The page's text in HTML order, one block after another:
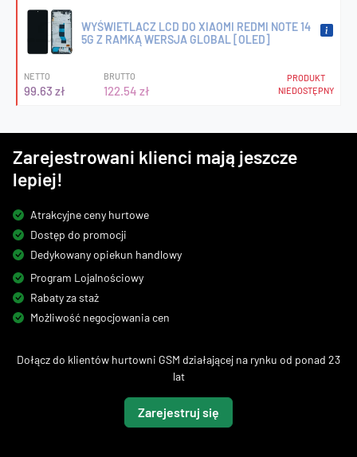
WYŚWIETLACZ LCD DO XIAOMI REDMI NOTE 14
5G Z RAMKĄ WERSJA GLOBAL [OLED]
NETTO
99.63 zł
BRUTTO
122.54 zł
PRODUKT
NIEDOSTĘPNY
Zarejestrowani klienci mają jeszcze
lepiej!
Atrakcyjne ceny hurtowe
Dostęp do promocji
Dedykowany opiekun handlowy
Program Lojalnościowy
Rabaty za staż
Możliwość negocjowania cen
Dołącz do klientów hurtowni GSM działającej na rynku od ponad 23
lat
Zarejestruj się